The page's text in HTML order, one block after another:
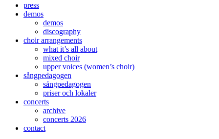
press
demos
demos
discography
choir arrangements
what it’s all about
mixed choir
upper voices (women’s choir)
sångpedagogen
sångpedagogen
priser och lokaler
concerts
archive
concerts 2026
contact